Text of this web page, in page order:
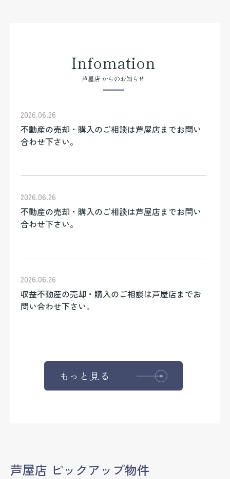
Infomation
芦屋店 からのお知らせ
2026.06.26
不動産の売却・購入のご相談は芦屋店までお問い
合わせ下さい。
2026.06.26
不動産の売却・購入のご相談は芦屋店までお問い
合わせ下さい。
2026.06.26
収益不動産の売却・購入のご相談は芦屋店までお
問い合わせ下さい。
もっと見る
芦屋店 ピックアップ物件